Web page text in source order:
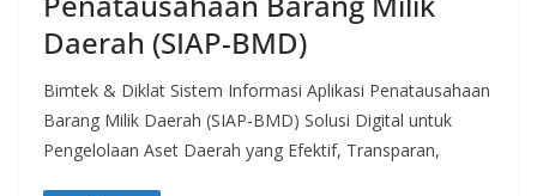
Daerah (SIAP-BMD)
Bimtek & Diklat Sistem Informasi Aplikasi Penatausahaan
Barang Milik Daerah (SIAP-BMD) Solusi Digital untuk
Pengelolaan Aset Daerah yang Efektif, Transparan,